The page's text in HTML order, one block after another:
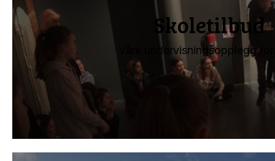
Skoletilbud
Våre undervisningsopplegg